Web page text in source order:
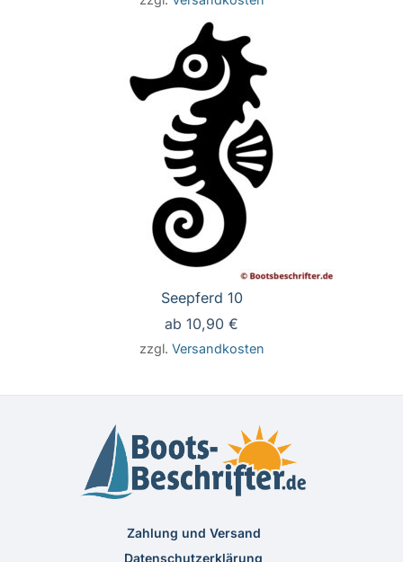
Seepferd 10
ab 10,90 €
zzgl. Versandkosten
Zahlung und Versand
Datenschutzerklärung